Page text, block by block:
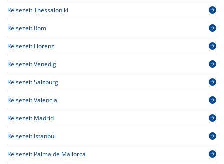
Reisezeit Thessaloniki
Reisezeit Rom
Reisezeit Florenz
Reisezeit Venedig
Reisezeit Salzburg
Reisezeit Valencia
Reisezeit Madrid
Reisezeit Istanbul
Reisezeit Palma de Mallorca